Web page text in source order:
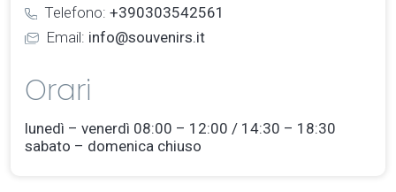
Telefono: +390303542561
Email: info@souvenirs.it
Orari
lunedì – venerdì 08:00 – 12:00 / 14:30 – 18:30
sabato – domenica chiuso